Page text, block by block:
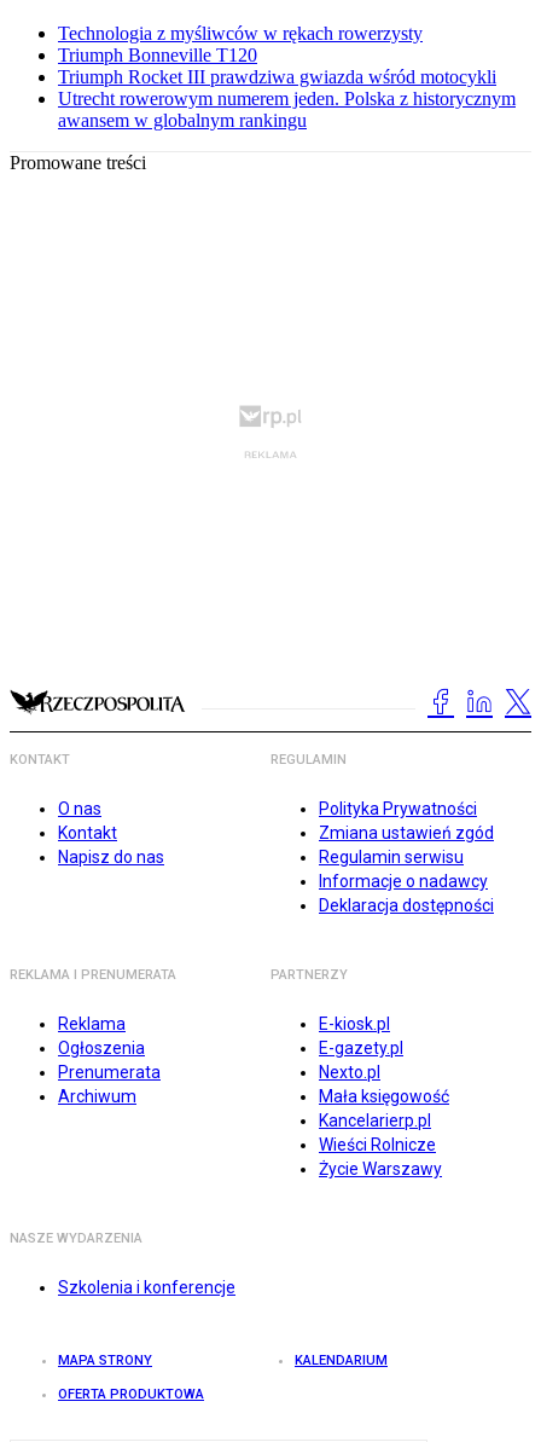
Technologia z myśliwców w rękach rowerzysty
Triumph Bonneville T120
Triumph Rocket III prawdziwa gwiazda wśród motocykli
Utrecht rowerowym numerem jeden. Polska z historycznym
awansem w globalnym rankingu
Promowane treści
KONTAKT
O nas
Kontakt
Napisz do nas
REGULAMIN
Polityka Prywatności
Zmiana ustawień zgód
Regulamin serwisu
Informacje o nadawcy
Deklaracja dostępności
REKLAMA I PRENUMERATA
Reklama
Ogłoszenia
Prenumerata
Archiwum
PARTNERZY
E-kiosk.pl
E-gazety.pl
Nexto.pl
Mała księgowość
Kancelarierp.pl
Wieści Rolnicze
Życie Warszawy
NASZE WYDARZENIA
Szkolenia i konferencje
MAPA STRONY KALENDARIUM
OFERTA PRODUKTOWA